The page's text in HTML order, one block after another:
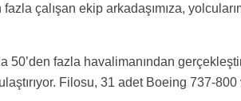
çalışan ekip arkadaşımıza,
50’den fazla havalimanından
Filosu, 31 adet Boeing 737-